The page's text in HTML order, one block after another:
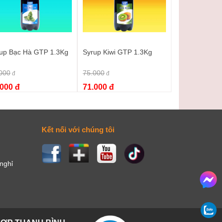
Bạc Hà GTP 1.3Kg
đ
đ
Syrup Kiwi GTP 1.3Kg
75.000 đ
71.000 đ
Kết nối với chúng tôi